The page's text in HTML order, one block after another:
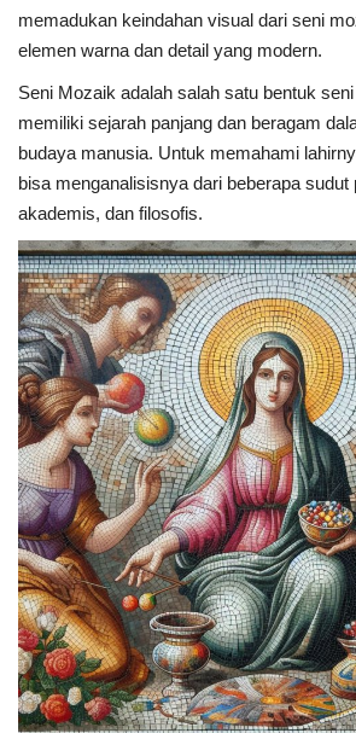
memadukan keindahan visual dari seni
elemen warna dan detail yang modern.
Seni Mozaik adalah salah satu bentuk
memiliki sejarah panjang dan beragam
budaya manusia. Untuk memahami
bisa menganalisisnya dari beberapa sudut
akademis, dan filosofis.